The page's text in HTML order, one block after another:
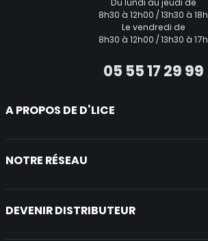
8h30 à 12h00 / 13h30 à 18h
Le vendredi de
8h30 à 12h00 / 13h30 à 17h
05 55 17 29 99
A PROPOS DE D’LICE
Mentions légales
Politique de protection des données
NOTRE RÉSEAU
Nicotine world
Nicopouches
DEVENIR DISTRIBUTEUR